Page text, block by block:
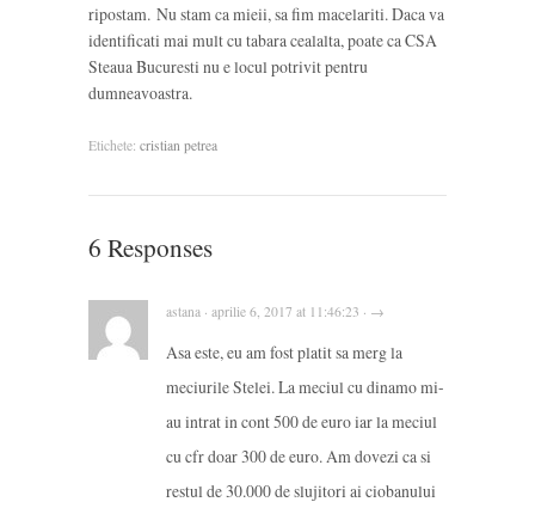
ripostam. Nu stam ca mieii, sa fim macelariti. Daca va
identificati mai mult cu tabara cealalta, poate ca CSA
Steaua Bucuresti nu e locul potrivit pentru
dumneavoastra.
Etichete: cristian petrea
6 Responses
astana · aprilie 6, 2017 at 11:46:23 · →
Asa este, eu am fost platit sa merg la
meciurile Stelei. La meciul cu dinamo mi-
au intrat in cont 500 de euro iar la meciul
cu cfr doar 300 de euro. Am dovezi ca si
restul de 30.000 de slujitori ai ciobanului